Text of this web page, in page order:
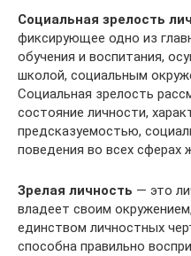
Социальная зрелость
фиксирующее одно из
обучения и воспитания,
школой, социальным
Социальная зрелость
состояние личности,
предсказуемостью,
поведения во всех сферах
Зрелая личность — это
владеет своим
единством личностных
способна правильно